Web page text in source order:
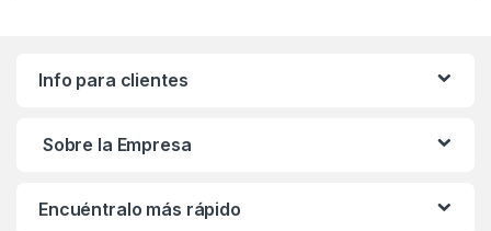
Info para clientes
Sobre la Empresa
Encuéntralo más rápido